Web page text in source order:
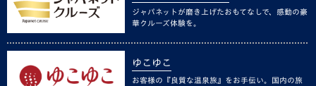
ジャパネットが磨き上げたおもてなしで、感動の豪
華クルーズ体験を。
ゆこゆこ
お客様の『良質な温泉旅』をお手伝い。国内の旅